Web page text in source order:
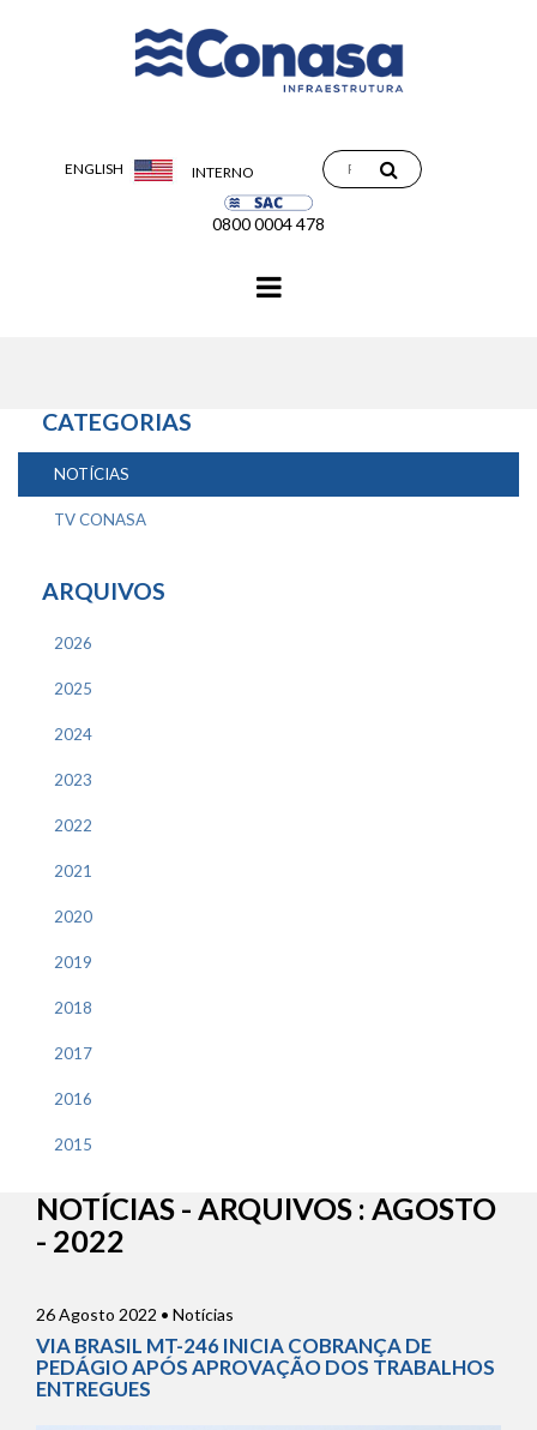
ENGLISH INTERNO
0800 0004 478
CATEGORIAS
NOTÍCIAS
TV CONASA
ARQUIVOS
2026
2025
2024
2023
2022
2021
2020
2019
2018
2017
2016
2015
NOTÍCIAS - ARQUIVOS : AGOSTO
- 2022
26 Agosto 2022 • Notícias
VIA BRASIL MT-246 INICIA COBRANÇA DE
PEDÁGIO APÓS APROVAÇÃO DOS TRABALHOS
ENTREGUES